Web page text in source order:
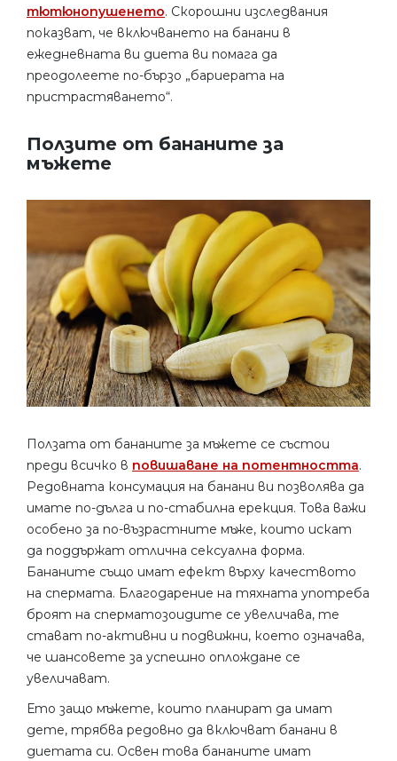
тютюнопушенето. Скорошни изследвания
показват, че включването на банани в
ежедневната ви диета ви помага да
преодолеете по-бързо „бариерата на
пристрастяването“.
Ползите от бананите за
мъжете
Ползата от бананите за мъжете се състои
преди всичко в повишаване на потентността.
Редовната консумация на банани ви позволява да
имате по-дълга и по-стабилна ерекция. Това важи
особено за по-възрастните мъже, които искат
да поддържат отлична сексуална форма.
Бананите също имат ефект върху качеството
на спермата. Благодарение на тяхната употреба
броят на сперматозоидите се увеличава, те
стават по-активни и подвижни, което означава,
че шансовете за успешно оплождане се
увеличават.
Ето защо мъжете, които планират да имат
дете, трябва редовно да включват банани в
диетата си. Освен това бананите имат